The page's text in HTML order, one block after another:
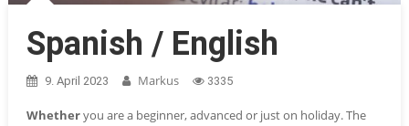
Spanish / English
9. April 2023 Markus 3335
Whetheryou are a beginner, advanced or just on holiday. The